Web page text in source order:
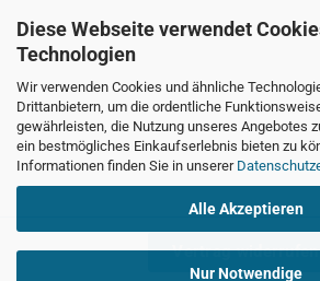
Diese Webseite verwendet
Technologien
Wir verwenden Cookies und ähnliche
Drittanbietern, um die ordentliche
gewährleisten, die Nutzung unseres Angebotes
ein bestmögliches Einkaufserlebnis bieten zu
Informationen finden Sie in unserer
Alle Akzeptieren
Nur Notwendige
Vertrag widerrufen